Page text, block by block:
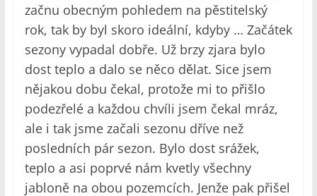
začnu obecným pohledem na pěstitelský
rok, tak by byl skoro ideální, kdyby … Začátek
sezony vypadal dobře. Už brzy zjara bylo
dost teplo a dalo se něco dělat. Sice jsem
nějakou dobu čekal, protože mi to přišlo
podezřelé a každou chvíli jsem čekal mráz,
ale i tak jsme začali sezonu dříve než
posledních pár sezon. Bylo dost srážek,
teplo a asi poprvé nám kvetly všechny
jabloně na obou pozemcích. Jenže pak přišel